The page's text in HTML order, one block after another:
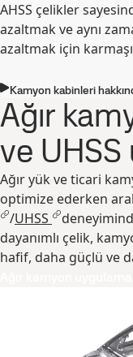
AHSS çelikler
azaltmak ve aynı
azaltmak için
Kamyon kabinleri
Ağır
ve UHSS
Ağır yük ve ticari
optimize ederken
/UHSS
dayanımlı çelik,
hafif, daha güçlü ve